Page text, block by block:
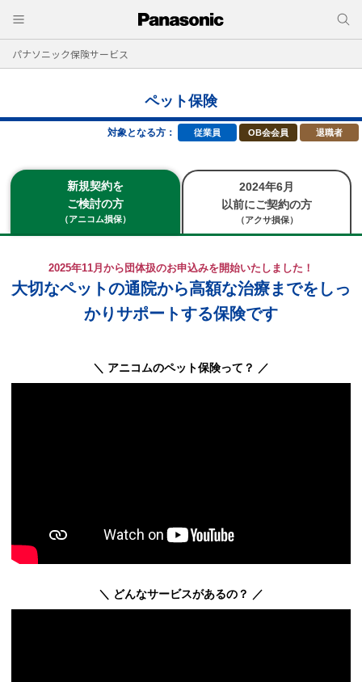
パナソニック保険サービス
ペット保険
対象となる方： 従業員 OB会会員 退職者
新規契約を
ご検討の方
（アニコム損保）
2024年6月
以前にご契約の方
（アクサ損保）
2025年11月から団体扱のお申込みを開始いたしました！
大切なペットの通院から高額な治療までをしっ
かりサポートする保険です
＼ アニコムのペット保険って？ ／
＼ どんなサービスがあるの？ ／